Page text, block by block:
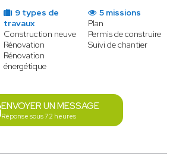
9 types de
travaux
Construction neuve
Rénovation
Rénovation
énergétique
5 missions
Plan
Permis de construire
Suivi de chantier
ENVOYER UN MESSAGE
Réponse sous 72 heures